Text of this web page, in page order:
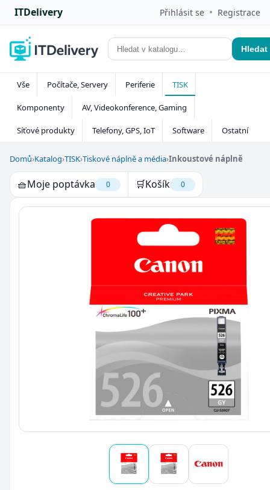
ITDelivery Přihlásit se • Registrace
Hledat
Vše Počítače, Servery Periferie TISK
Komponenty AV, Videokonference, Gaming
Síťové produkty Telefony, GPS, IoT Software Ostatní
Domů›Katalog›TISK›Tiskové náplně a média›Inkoustové náplně
🧺Moje poptávka 0 🛒Košík 0